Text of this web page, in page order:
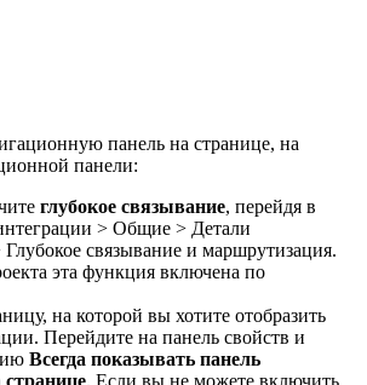
панель на странице, на
панели:
глубокое связывание, перейдя в
> Общие > Детали
связывание и маршрутизация.
эта функция включена по
на которой вы хотите отобразить
Перейдите на панель свойств и
Всегда показывать панель
. Если вы не можете включить